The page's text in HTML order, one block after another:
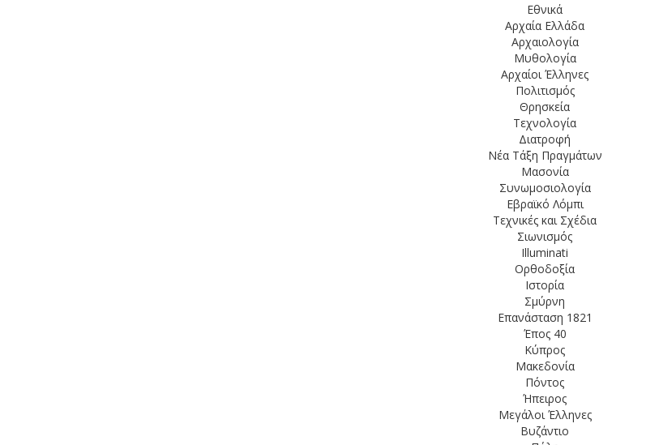
γαμπρός του Ερντογάν αγόραζε πετρέλαιο από το ISIS
εκστρατεία των Ελλήνων σε Ινδία και Κίνα!
διαθέτουν οι Ένοπλες Δυνάμεις της Ελλάδας.
με την ελληνική σημαία που αφαίρεσε στη
5.000 ευρώ πρόστιμο στην ΑΥΣΤΡΙΑ σε όποιον
ΚΑΣΤΕΛΟΡΙΖΟ - Γιατί τα νησιά αυτά
πάτο! Έβαλε δωρεάν λαθρομετανάστες στο ξενοδοχείο
Εθνικά
Αρχαία Ελλάδα
Αρχαιολογία
Μυθολογία
Αρχαίοι Έλληνες
Πολιτισμός
Θρησκεία
Τεχνολογία
Διατροφή
Νέα Τάξη Πραγμάτων
Μασονία
Συνωμοσιολογία
Εβραϊκό Λόμπι
Τεχνικές και Σχέδια
Σιωνισμός
Illuminati
Ορθοδοξία
Ιστορία
Σμύρνη
Επανάσταση 1821
Έπος 40
Κύπρος
Μακεδονία
Πόντος
Ήπειρος
Μεγάλοι Έλληνες
Βυζάντιο